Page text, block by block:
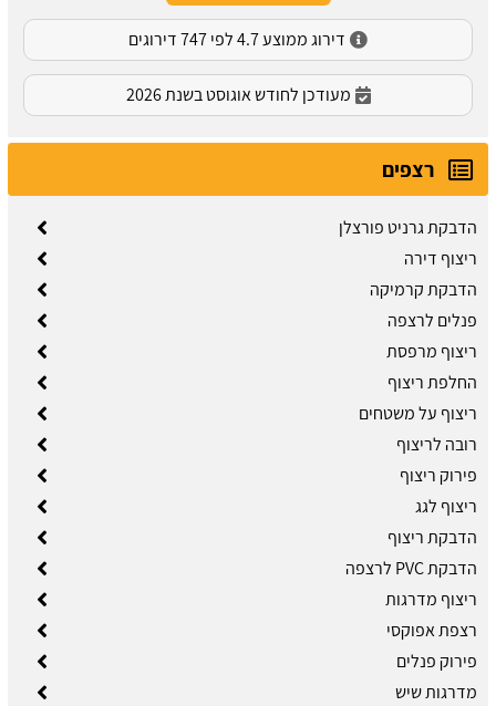
דירוג ממוצע 4.7 לפי 747 דירוגים
מעודכן לחודש אוגוסט בשנת 2026
רצפים
הדבקת גרניט פורצלן
ריצוף דירה
הדבקת קרמיקה
פנלים לרצפה
ריצוף מרפסת
החלפת ריצוף
ריצוף על משטחים
רובה לריצוף
פירוק ריצוף
ריצוף לגג
הדבקת ריצוף
הדבקת PVC לרצפה
ריצוף מדרגות
רצפת אפוקסי
פירוק פנלים
מדרגות שיש